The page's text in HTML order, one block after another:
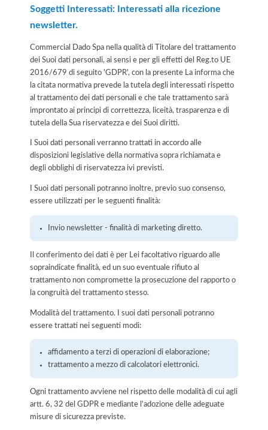
Soggetti Interessati: Interessati alla ricezione
newsletter.
Commercial Dado Spa nella qualità di Titolare del trattamento
dei Suoi dati personali, ai sensi e per gli effetti del Reg.to UE
2016/679 di seguito 'GDPR', con la presente La informa che
la citata normativa prevede la tutela degli interessati rispetto
al trattamento dei dati personali e che tale trattamento sarà
improntato ai principi di correttezza, liceità, trasparenza e di
tutela della Sua riservatezza e dei Suoi diritti.
I Suoi dati personali verranno trattati in accordo alle
disposizioni legislative della normativa sopra richiamata e
degli obblighi di riservatezza ivi previsti.
I Suoi dati personali potranno inoltre, previo suo consenso,
essere utilizzati per le seguenti finalità:
Invio newsletter - finalità di marketing diretto.
Il conferimento dei dati è per Lei facoltativo riguardo alle
sopraindicate finalità, ed un suo eventuale rifiuto al
trattamento non compromette la prosecuzione del rapporto o
la congruità del trattamento stesso.
Modalità del trattamento. I suoi dati personali potranno
essere trattati nei seguenti modi:
affidamento a terzi di operazioni di elaborazione;
trattamento a mezzo di calcolatori elettronici.
Ogni trattamento avviene nel rispetto delle modalità di cui agli
artt. 6, 32 del GDPR e mediante l'adozione delle adeguate
misure di sicurezza previste.